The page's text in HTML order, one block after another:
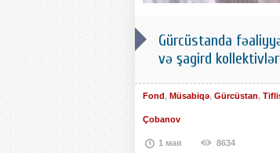
Gürcüstanda
və şagird
Fond, Müsabiqə, Gürcüstan,
Çobanov
1 мая 8634